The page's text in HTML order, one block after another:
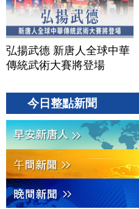
弘揚武德 新唐人全球中華
傳統武術大賽將登場
今日整點新聞